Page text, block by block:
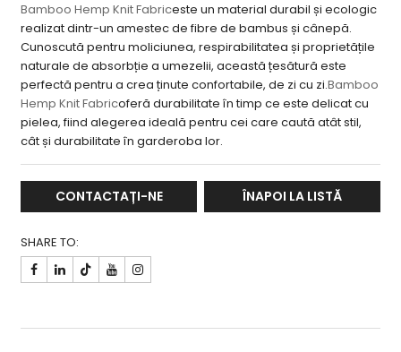
Bamboo Hemp Knit Fabriceste un material durabil și ecologic
realizat dintr-un amestec de fibre de bambus și cânepă.
Cunoscută pentru moliciunea, respirabilitatea și proprietățile
naturale de absorbție a umezelii, această țesătură este
perfectă pentru a crea ținute confortabile, de zi cu zi.Bamboo
Hemp Knit Fabricoferă durabilitate în timp ce este delicat cu
pielea, fiind alegerea ideală pentru cei care caută atât stil,
cât și durabilitate în garderoba lor.
CONTACTAȚI-NE ÎNAPOI LA LISTĂ
SHARE TO:
